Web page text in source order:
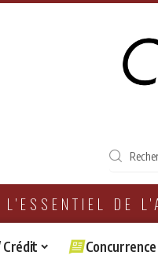
L'ESSENTIEL DE
Crédit